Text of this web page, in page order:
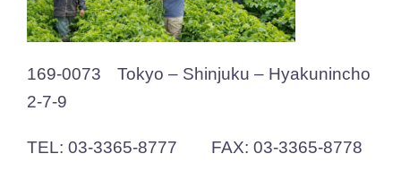
169-0073 Tokyo – Shinjuku – Hyakunincho
2-7-9
TEL: 03-3365-8777 FAX: 03-3365-8778